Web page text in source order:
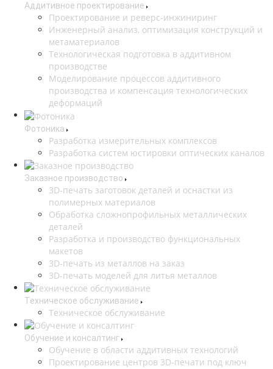
Аддитивное проектирование
Проектирование и реверс-инжиниринг
Инженерный анализ, оптимизация конструкций и
метаматериалов
Технологическая подготовка в аддитивном
производстве
Моделирование процессов аддитивного
производства и компенсация технологических
деформаций
Фотоника
Разработка измерительных комплексов
Разработка систем юстировки оптических каналов
Заказное производство
3D-печать заготовок деталей и оснастки из
полимерных материалов
Обработка сложнопрофильных металлических
деталей
Разработка и производство функциональных
макетов
3D-печать из металлов на заказ
3D-печать моделей для литья металлов
Техническое обслуживание
Техническое обслуживание
Обучение и консалтинг
Обучение в области аддитивных технологий
Проектирование центров 3D-печати под ключ